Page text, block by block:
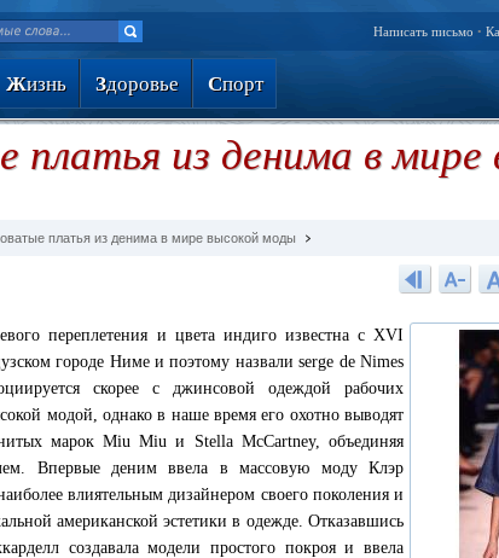
Написать письмо •
Жизнь Здоровье Спорт
из денима в мире
платья из денима в мире высокой моды
переплетения и цвета индиго известна с XVI
городе Ниме и поэтому назвали serge de Nimes
скорее с джинсовой одеждой рабочих
модой, однако в наше время его охотно выводят
марок Miu Miu и Stella McCartney, объединяя
Впервые деним ввела в массовую моду Клэр
влиятельным дизайнером своего поколения и
американской эстетики в одежде. Отказавшись
создавала модели простого покроя и ввела